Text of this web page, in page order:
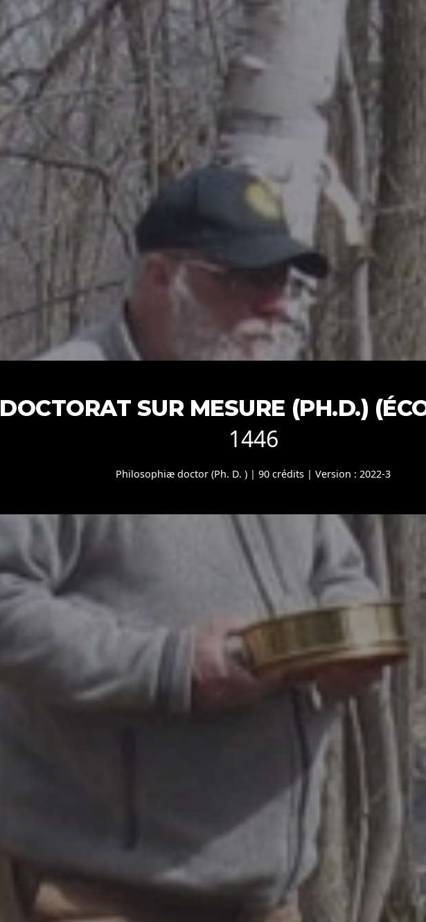
DOCTORAT SUR MESURE (PH.D.)
1446
Philosophiæ doctor (Ph. D. ) | 90 crédits | Version : 2022-3